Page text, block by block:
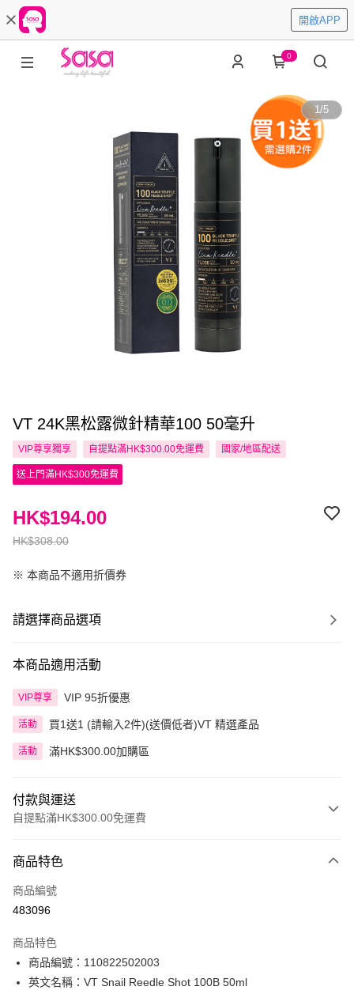
開啟APP
0
1/5
VT 24K黑松露微針精華100 50毫升
VIP尊享獨享 自提點滿HK$300.00免運費 國家/地區配送
送上門滿HK$300免運費
HK$308.00
HK$194.00
※ 本商品不適用折價券
請選擇商品選項
本商品適用活動
VIP尊享 VIP 95折優惠
活動 買1送1 (請輸入2件)(送價低者)VT 精選產品
活動 滿HK$300.00加購區
付款與運送
自提點滿HK$300.00免運費
信用卡
Apple Pay
PayMe
商品特色
商品編號
483096
商品特色
商品編號：110822502003
英文名稱：VT Snail Reedle Shot 100B 50ml